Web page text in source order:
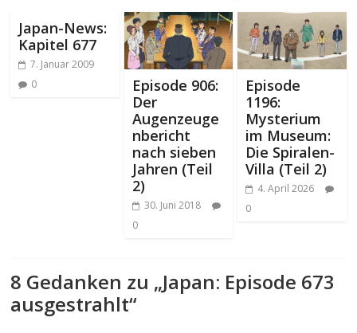
Japan-News:
Kapitel 677
7. Januar 2009
0
Episode 906:
Der
Augenzeuge
nbericht
nach sieben
Jahren (Teil
2)
30. Juni 2018
0
Episode
1196:
Mysterium
im Museum:
Die Spiralen-
Villa (Teil 2)
4. April 2026
0
8 Gedanken zu „Japan: Episode 673
ausgestrahlt“